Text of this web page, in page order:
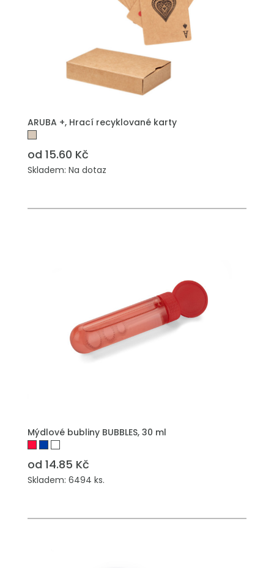
ARUBA +, Hrací recyklované karty
od 15.60 Kč
Skladem: Na dotaz
Mýdlové bubliny BUBBLES, 30 ml
od 14.85 Kč
Skladem: 6494 ks.